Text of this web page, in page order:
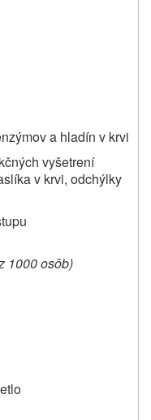
a hladín v krvi
vyšetrení
v krvi, odchýlky
1000 osôb)